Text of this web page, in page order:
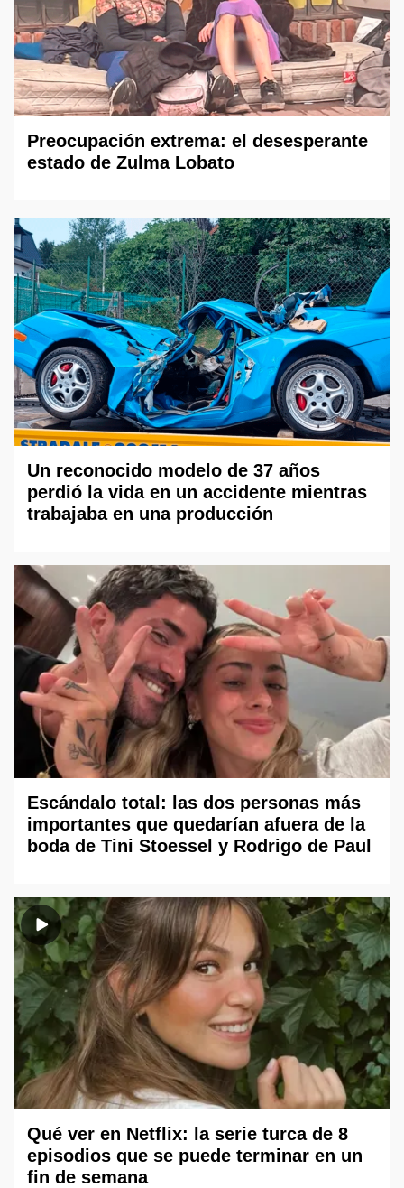
Preocupación extrema: el desesperante
estado de Zulma Lobato
Un reconocido modelo de 37 años
perdió la vida en un accidente mientras
trabajaba en una producción
Escándalo total: las dos personas más
importantes que quedarían afuera de la
boda de Tini Stoessel y Rodrigo de Paul
Qué ver en Netflix: la serie turca de 8
episodios que se puede terminar en un
fin de semana